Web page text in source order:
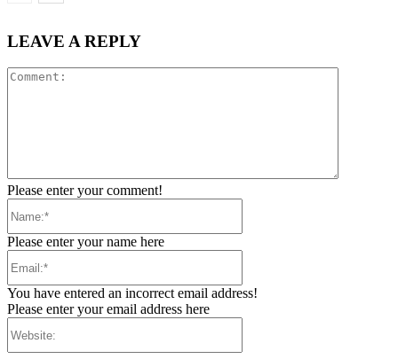
LEAVE A REPLY
Please enter your comment!
Please enter your name here
You have entered an incorrect email address!
Please enter your email address here